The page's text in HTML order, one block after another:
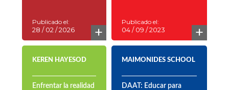
Publicado el:
28 / 02 / 2026 +
Publicado el:
04 / 09 / 2023 +
KEREN HAYESOD
Enfrentar la realidad
MAIMONIDES SCHOOL
DAAT: Educar para